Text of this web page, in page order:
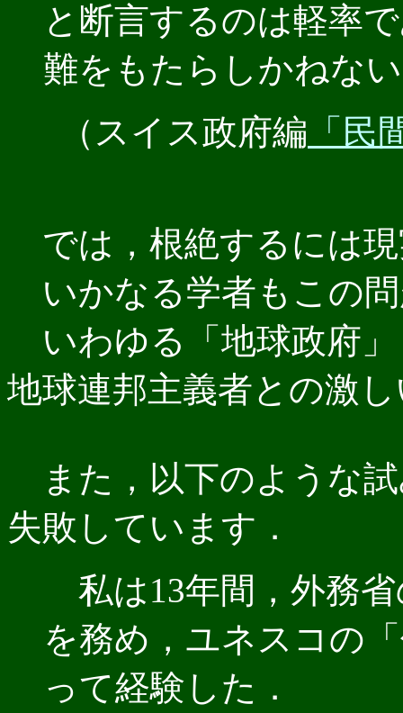
と断言するのは軽率
難をもたらしかねな
（スイス政府編 「民
では，根絶するには
いかなる学者もこの
いわゆる「地球政府
地球連邦主義者との激
また，以下のような
失敗しています．
私は13年間，外務
を務め，ユネスコの
って経験した．